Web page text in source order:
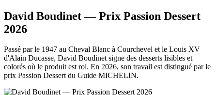
David Boudinet — Prix Passion Dessert
2026
Passé par le 1947 au Cheval Blanc à Courchevel et le Louis XV
d'Alain Ducasse, David Boudinet signe des desserts lisibles et
colorés où le produit est roi. En 2026, son travail est distingué par le
prix Passion Dessert du Guide MICHELIN.